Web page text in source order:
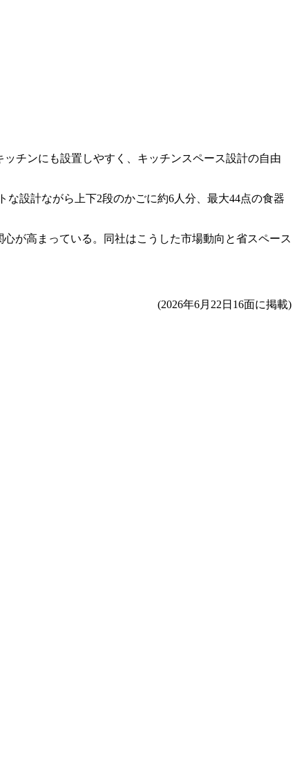
チンにも設置しやすく、キッチンスペース設計の自由
設計ながら上下2段のかごに約6人分、最大44点の食器
が高まっている。同社はこうした市場動向と省スペース
(2026年6月22日16面に掲載)